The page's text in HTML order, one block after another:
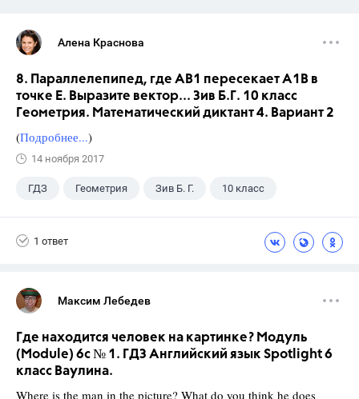
Алена Краснова
8. Параллелепипед, где АВ1 пересекает А1В в
точке Е. Выразите вектор... Зив Б.Г. 10 класс
Геометрия. Математический диктант 4. Вариант 2
(Подробнее...)
14 ноября 2017
ГДЗ Геометрия Зив Б. Г. 10 класс
1 ответ
Максим Лебедев
Где находится человек на картинке? Модуль
(Module) 6c № 1. ГДЗ Английский язык Spotlight 6
класс Ваулина.
Where is the man in the picture? What do you think he does